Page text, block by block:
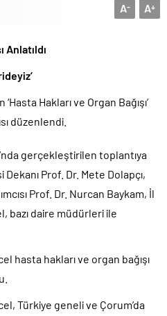
A+
A-
Anlatıldı
Hakları ve Organ Bağışı’
düzenlendi.
gerçekleştirilen toplantıya
Prof. Dr. Mete Dolapçı,
Prof. Dr. Nurcan Baykam, İl
bazı daire müdürleri ile
hasta hakları ve organ bağışı
Türkiye geneli ve Çorum’da